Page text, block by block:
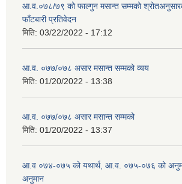
आ.व.०७८/७९ को फाल्गुन मसान्त सम्मको
फाँटबारी प्रतिवेदन
मिति: 03/22/2022 - 17:12
आ.व. ०७७/०७८ असार मसान्त सम्मको व्यय
मिति: 01/20/2022 - 13:38
आ.व. ०७७/०७८ असार मसान्त सम्मको
मिति: 01/20/2022 - 13:37
आ.व ०७४-०७५ को यथार्थ, आ.व. ०७५-०७६ को
अनुमान